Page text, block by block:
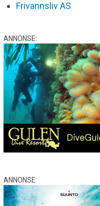
Frivannsliv AS
ANNONSE:
ANNONSE: